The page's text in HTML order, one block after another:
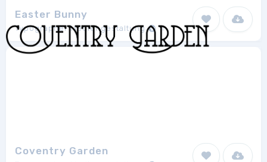
Easter Bunny
Typographer Mediengestaltung 1
Coventry Garden